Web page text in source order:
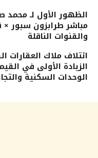
الظهور الأول لـ محمد
مباشر طرابزون سبور ×
والقنوات الناقلة
ائتلاف ملاك العقارات
الوحدات السكنية